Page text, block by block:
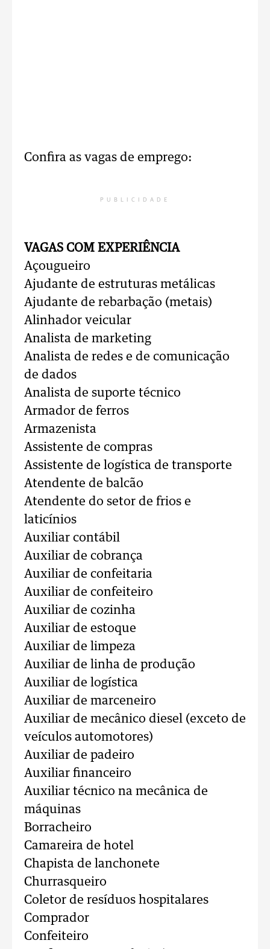
Confira as vagas de emprego:
PUBLICIDADE
VAGAS COM EXPERIÊNCIA
Açougueiro
Ajudante de estruturas metálicas
Ajudante de rebarbação (metais)
Alinhador veicular
Analista de marketing
Analista de redes e de comunicação
de dados
Analista de suporte técnico
Armador de ferros
Armazenista
Assistente de compras
Assistente de logística de transporte
Atendente de balcão
Atendente do setor de frios e
laticínios
Auxiliar contábil
Auxiliar de cobrança
Auxiliar de confeitaria
Auxiliar de confeiteiro
Auxiliar de cozinha
Auxiliar de estoque
Auxiliar de limpeza
Auxiliar de linha de produção
Auxiliar de logística
Auxiliar de marceneiro
Auxiliar de mecânico diesel (exceto de
veículos automotores)
Auxiliar de padeiro
Auxiliar financeiro
Auxiliar técnico na mecânica de
máquinas
Borracheiro
Camareira de hotel
Chapista de lanchonete
Churrasqueiro
Coletor de resíduos hospitalares
Comprador
Confeiteiro